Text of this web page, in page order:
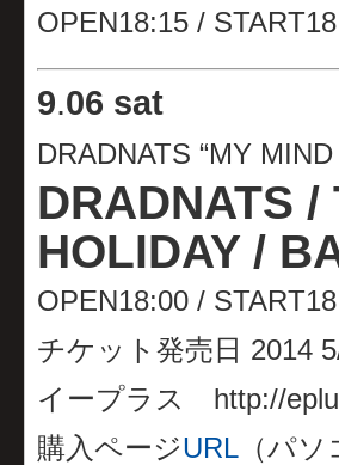
OPEN18:15 /
9.06 sat
DRADNATS “MY
DRADNATS /
HOLIDAY /
OPEN18:00 /
チケット発売日 2014
イープラス http://
購入ページURL （パ